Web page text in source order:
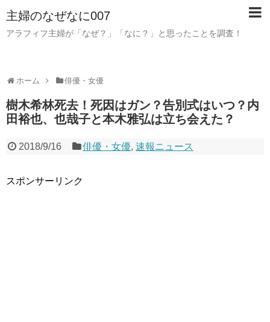
主婦のなぜなに007
アラフィフ主婦が「なぜ？」「なに？」と思ったことを調査！
ホーム 俳優・女優
樹木希林死去！死因はガン？告別式はいつ？内
田裕也、也哉子と本木雅弘は立ち会えた？
2018/9/16 俳優・女優,速報ニュース
スポンサーリンク